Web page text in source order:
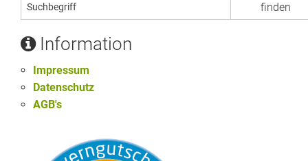
Information
Impressum
Datenschutz
AGB's